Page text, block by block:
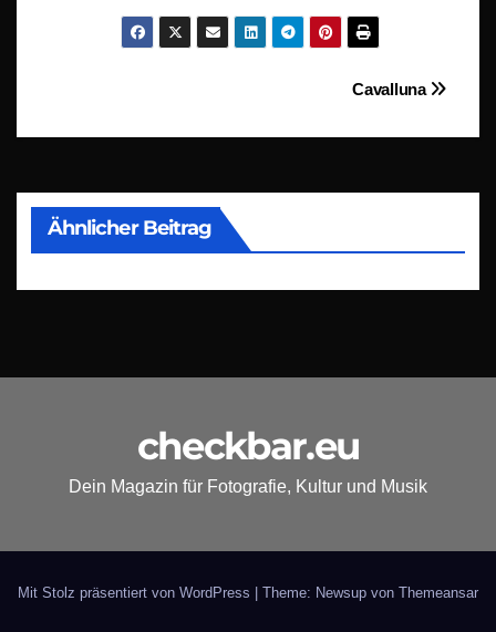
BeitragsnavigationCavalluna
Ähnlicher Beitrag
checkbar.eu
Dein Magazin für Fotografie, Kultur und Musik
Mit Stolz präsentiert von WordPress | Theme: Newsup von Themeansar